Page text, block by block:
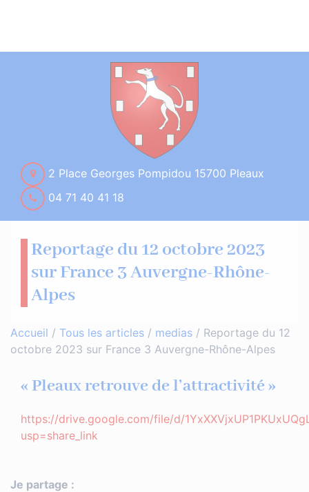
2 Place Georges Pompidou 15700 Pleaux
04 71 40 41 18
Reportage du 12 octobre 2023
sur France 3 Auvergne-Rhône-
Alpes
Accueil / Tous les articles / medias / Reportage du 12
octobre 2023 sur France 3 Auvergne-Rhône-Alpes
« Pleaux retrouve de l’attractivité »
https://drive.google.com/file/d/
usp=share_link
Je partage :